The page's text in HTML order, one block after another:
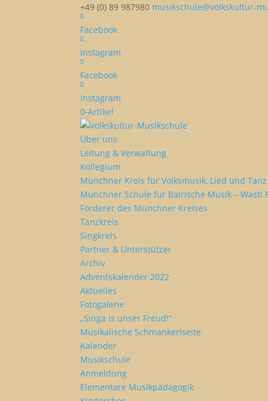
+49 (0) 89 987980 musikschule@volkskultur-
Facebook
Instagram
Facebook
Instagram
0-Artikel
Über uns
Leitung & Verwaltung
Kollegium
Münchner Kreis für Volksmusik, Lied und Tanz
Münchner Schule für Bairische Musik – Wastl
Förderer des Münchner Kreises
Tanzkreis
Singkreis
Partner & Unterstützer
Archiv
Adventskalender 2022
Aktuelles
Fotogalerie
„Singa is unser Freud!“
Musikalische Schmankerlseite
Kalender
Musikschule
Anmeldung
Elementare Musikpädagogik